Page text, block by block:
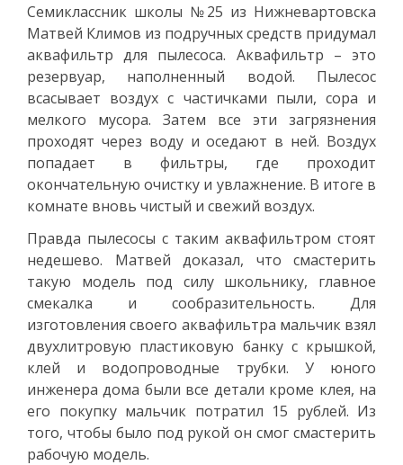
Семиклассник школы №25 из Нижневартовска
Матвей Климов из подручных средств придумал
аквафильтр для пылесоса. Аквафильтр – это
резервуар, наполненный водой. Пылесос
всасывает воздух с частичками пыли, сора и
мелкого мусора. Затем все эти загрязнения
проходят через воду и оседают в ней. Воздух
попадает в фильтры, где проходит
окончательную очистку и увлажнение. В итоге в
комнате вновь чистый и свежий воздух.
Правда пылесосы с таким аквафильтром стоят
недешево. Матвей доказал, что смастерить
такую модель под силу школьнику, главное
смекалка и сообразительность. Для
изготовления своего аквафильтра мальчик взял
двухлитровую пластиковую банку с крышкой,
клей и водопроводные трубки. У юного
инженера дома были все детали кроме клея, на
его покупку мальчик потратил 15 рублей. Из
того, чтобы было под рукой он смог смастерить
рабочую модель.